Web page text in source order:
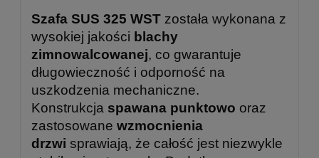
Szafa SUS 325 WST została wykonana z
wysokiej jakości blachy
zimnowalcowanej, co gwarantuje
długowieczność i odporność na
uszkodzenia mechaniczne.
Konstrukcja spawana punktowo oraz
zastosowane wzmocnienia
drzwi sprawiają, że całość jest niezwykle